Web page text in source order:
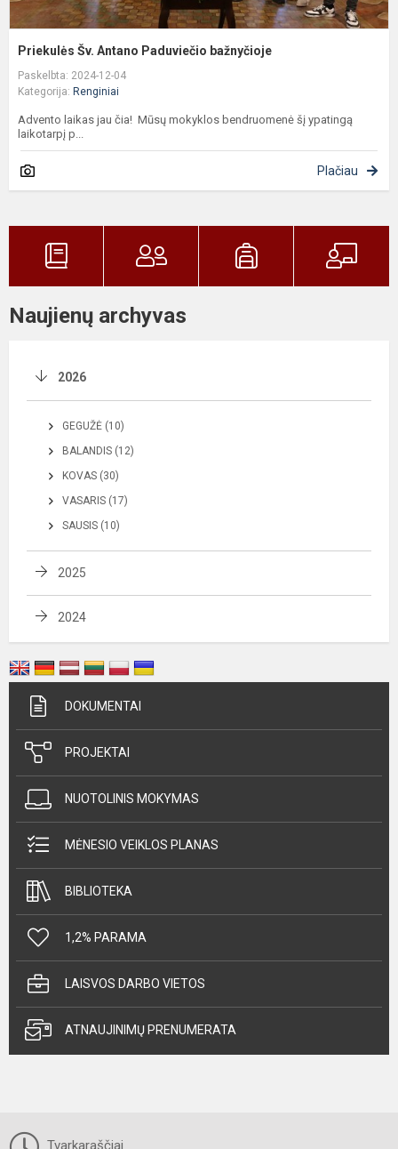
Priekulės Šv. Antano Paduviečio bažnyčioje
Paskelbta: 2024-12-04
Kategorija: Renginiai
Advento laikas jau čia! Mūsų mokyklos bendruomenė šį ypatingą
laikotarpį p...
Plačiau
Naujienų archyvas
2026
GEGUŽĖ (10)
BALANDIS (12)
KOVAS (30)
VASARIS (17)
SAUSIS (10)
2025
2024
DOKUMENTAI
PROJEKTAI
NUOTOLINIS MOKYMAS
MĖNESIO VEIKLOS PLANAS
BIBLIOTEKA
1,2% PARAMA
LAISVOS DARBO VIETOS
ATNAUJINIMŲ PRENUMERATA
Tvarkaraščiai